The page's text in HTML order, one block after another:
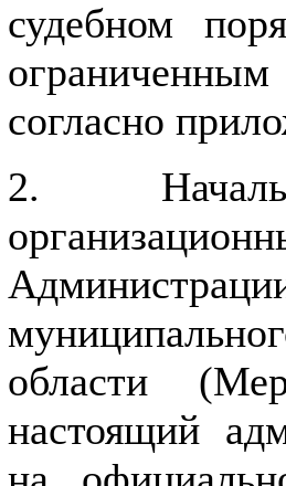
судебном
согласно
2.
области
настоящий